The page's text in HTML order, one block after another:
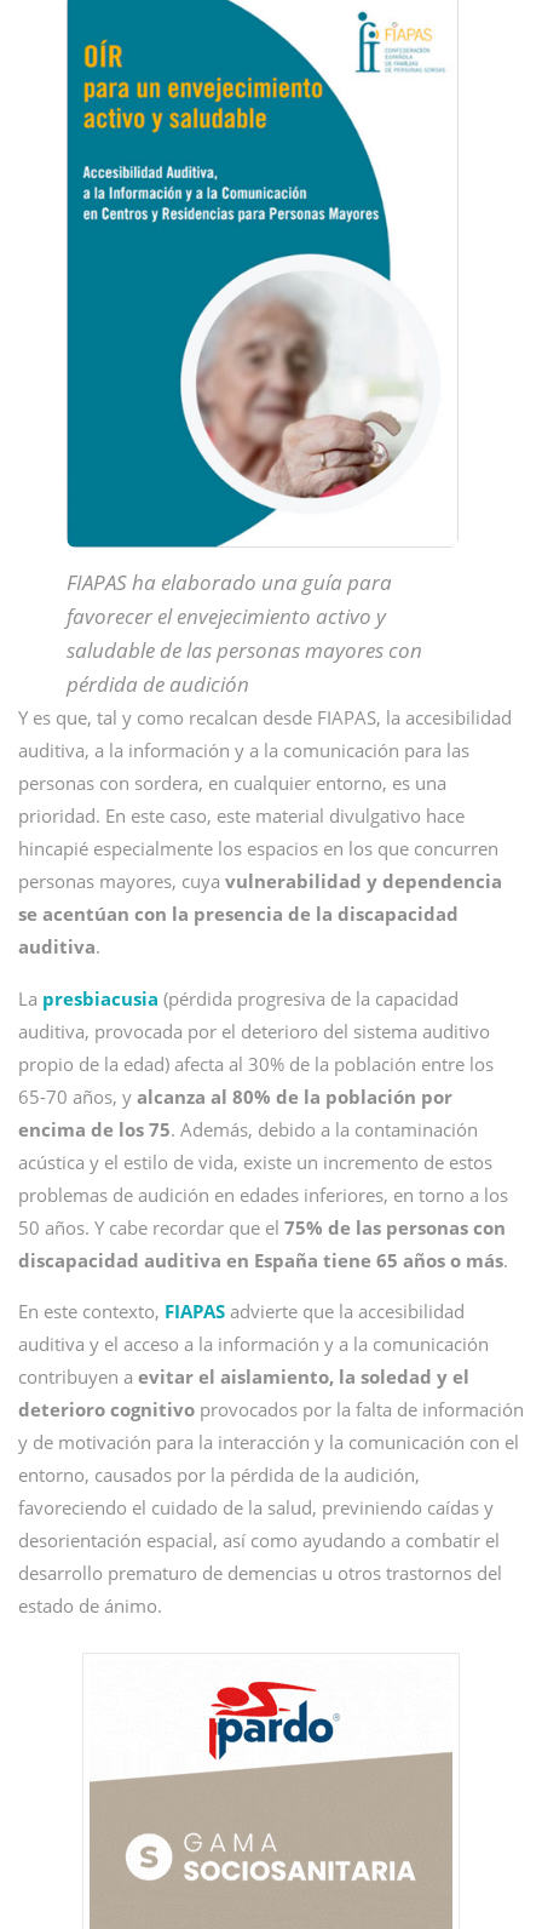
FIAPAS ha elaborado una guía para
favorecer el envejecimiento activo y
saludable de las personas mayores con
pérdida de audición
Y es que, tal y como recalcan desde FIAPAS, la accesibilidad
auditiva, a la información y a la comunicación para las
personas con sordera, en cualquier entorno, es una
prioridad. En este caso, este material divulgativo hace
hincapié especialmente los espacios en los que concurren
personas mayores, cuya vulnerabilidad y dependencia
se acentúan con la presencia de la discapacidad
auditiva.
La presbiacusia (pérdida progresiva de la capacidad
auditiva, provocada por el deterioro del sistema auditivo
propio de la edad) afecta al 30% de la población entre los
65-70 años, y alcanza al 80% de la población por
encima de los 75. Además, debido a la contaminación
acústica y el estilo de vida, existe un incremento de estos
problemas de audición en edades inferiores, en torno a los
50 años. Y cabe recordar que el 75% de las personas con
discapacidad auditiva en España tiene 65 años o más.
En este contexto, FIAPAS advierte que la accesibilidad
auditiva y el acceso a la información y a la comunicación
contribuyen a evitar el aislamiento, la soledad y el
deterioro cognitivo provocados por la falta de información
y de motivación para la interacción y la comunicación con el
entorno, causados por la pérdida de la audición,
favoreciendo el cuidado de la salud, previniendo caídas y
desorientación espacial, así como ayudando a combatir el
desarrollo prematuro de demencias u otros trastornos del
estado de ánimo.